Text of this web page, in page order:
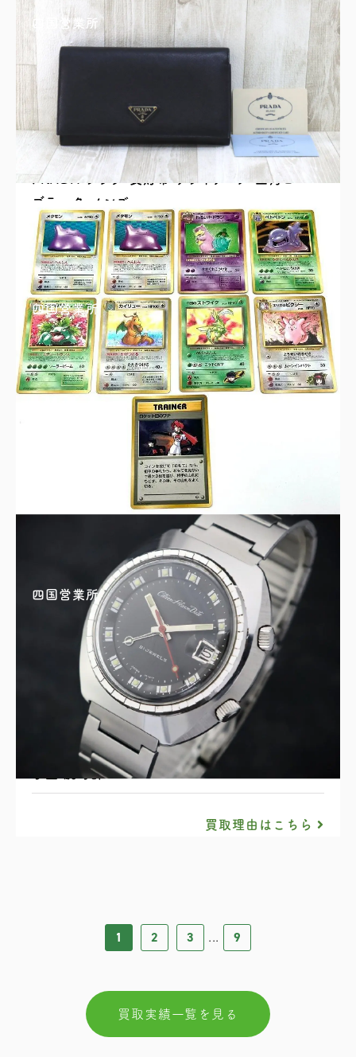
四国営業所
PRADA プラダ 長財布 サフィアーノ 三角ロゴ
ブラック メンズ
買取理由はこちら
四国営業所
ポケモンカード 旧裏 メタモン/フシギバナ/カイ
リュー 他 9枚まとめ
買取理由はこちら
四国営業所
シチズン Alarm Date 21JEWELS 手巻き 黒文
字盤 腕時計
買取理由はこちら
1 2 3 9
買取実績一覧を見る